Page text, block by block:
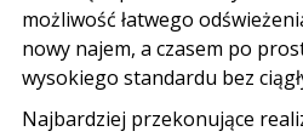
możliwość łatwego
nowy najem, a czasem po
wysokiego standardu bez
Najbardziej przekonujące